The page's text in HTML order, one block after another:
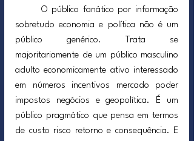
sobretudo economia e política não é um
público genérico. Trata se
majoritariamente de um público masculino
adulto economicamente ativo interessado
em números incentivos mercado poder
impostos negócios e geopolítica. É um
público pragmático que pensa em termos
de custo risco retorno e consequência. E